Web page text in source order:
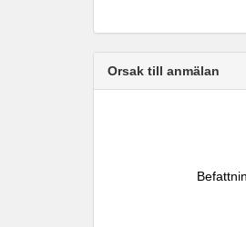
Orsak till anmälan